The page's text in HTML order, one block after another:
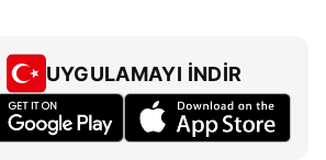
UYGULAMAYI İNDIR